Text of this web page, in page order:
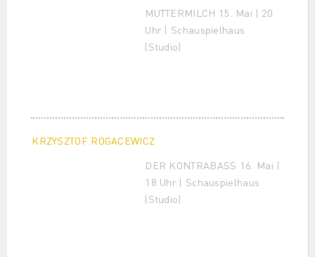
MUTTERMILCH 15. Mai | 20
Uhr | Schauspielhaus
(Studio)
KRZYSZTOF ROGACEWICZ
DER KONTRABASS 16. Mai |
18 Uhr | Schauspielhaus
(Studio)